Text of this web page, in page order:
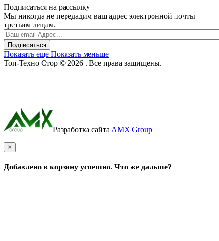
Подписаться на рассылку
Мы никогда не передадим ваш адрес электронной почты
третьим лицам.
Подписаться
Показать еще Показать меньше
Топ-Техно Стор © 2026 . Все права защищены.
Разработка сайта AMX Group
×
Добавлено в корзину успешно. Что же дальше?